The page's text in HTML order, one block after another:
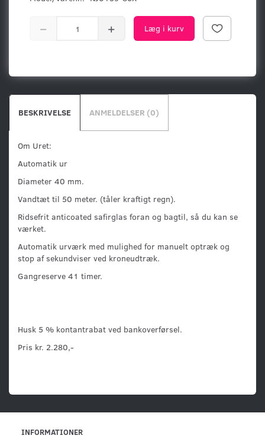
Læg i kurv
BESKRIVELSE ANMELDELSER (0)
Om Uret:
Automatik ur
Diameter 40 mm.
Vandtæt til 50 meter. (tåler kraftigt regn).
Ridsefrit anticoated safirglas foran og bagtil, så du kan se
værket.
Automatik urværk med mulighed for manuelt optræk og
stop af sekundviser ved kroneudtræk.
Gangreserve 41 timer.
Husk 5 % kontantrabat ved bankoverførsel.
Pris kr. 2.280,-
INFORMATIONER